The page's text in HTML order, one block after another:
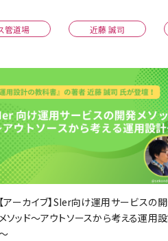
管道場 近藤 誠司
【アーカイブ】SIer向け運用サービスの
メソッド～アウトソースから考える運用